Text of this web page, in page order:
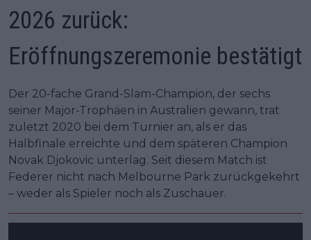
2026 zurück:
Eröffnungszeremonie bestätigt
Der 20-fache Grand-Slam-Champion, der sechs
seiner Major-Trophäen in Australien gewann, trat
zuletzt 2020 bei dem Turnier an, als er das
Halbfinale erreichte und dem späteren Champion
Novak Djokovic unterlag. Seit diesem Match ist
Federer nicht nach Melbourne Park zurückgekehrt
– weder als Spieler noch als Zuschauer.